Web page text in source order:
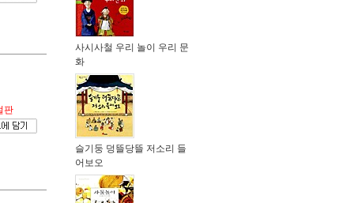
판
사시사철 우리 놀이 우리 문
화
슬기둥 덩뜰당뜰 저소리 들
어보오